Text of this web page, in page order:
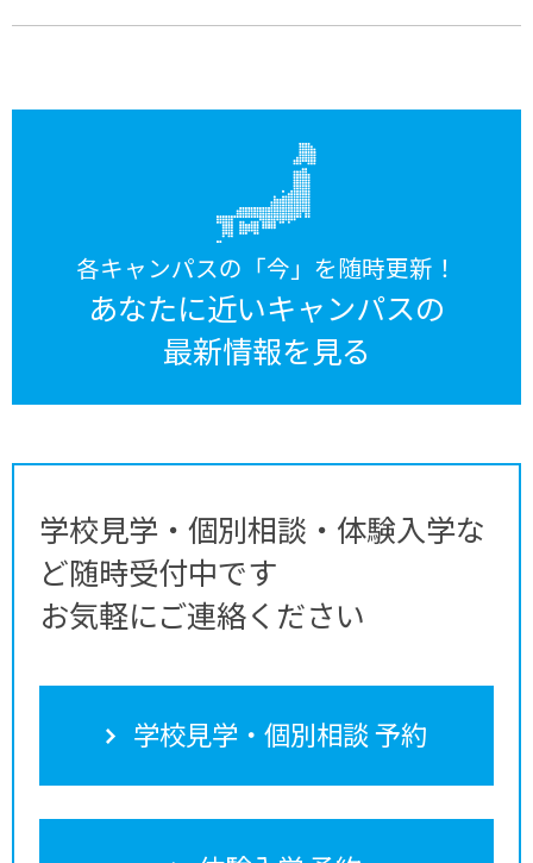
各キャンパスの「今」を随時更新！
あなたに近いキャンパスの
最新情報を見る
学校見学・個別相談・体験入学な
ど随時受付中です
お気軽にご連絡ください
学校見学・個別相談 予約